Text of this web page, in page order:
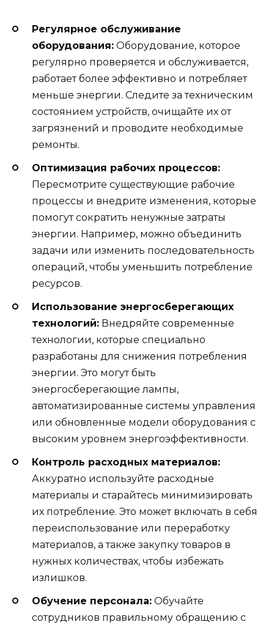
Регулярное обслуживание
оборудования: Оборудование, которое
регулярно проверяется и обслуживается,
работает более эффективно и потребляет
меньше энергии. Следите за техническим
состоянием устройств, очищайте их от
загрязнений и проводите необходимые
ремонты.
Оптимизация рабочих процессов:
Пересмотрите существующие рабочие
процессы и внедрите изменения, которые
помогут сократить ненужные затраты
энергии. Например, можно объединить
задачи или изменить последовательность
операций, чтобы уменьшить потребление
ресурсов.
Использование энергосберегающих
технологий: Внедряйте современные
технологии, которые специально
разработаны для снижения потребления
энергии. Это могут быть
энергосберегающие лампы,
автоматизированные системы управления
или обновленные модели оборудования с
высоким уровнем энергоэффективности.
Контроль расходных материалов:
Аккуратно используйте расходные
материалы и старайтесь минимизировать
их потребление. Это может включать в себя
переиспользование или переработку
материалов, а также закупку товаров в
нужных количествах, чтобы избежать
излишков.
Обучение персонала: Обучайте
сотрудников правильному обращению с